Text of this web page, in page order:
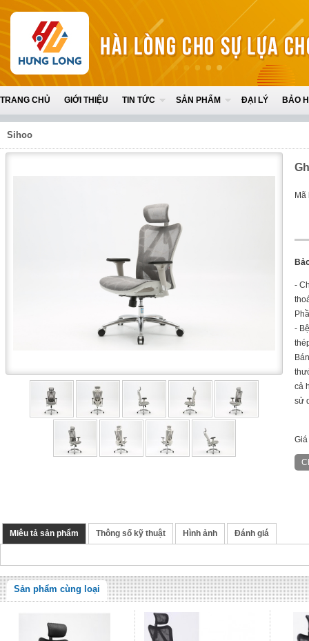
TRANG CHỦ GIỚI THIỆU TIN TỨC SẢN PHẨM ĐẠI LÝ BẢO
Sihoo
Mã
-
-
cả
sử
Miêu tả sản phẩm Thông số kỹ thuật Hình ảnh Đánh giá
Sản phẩm cùng loại